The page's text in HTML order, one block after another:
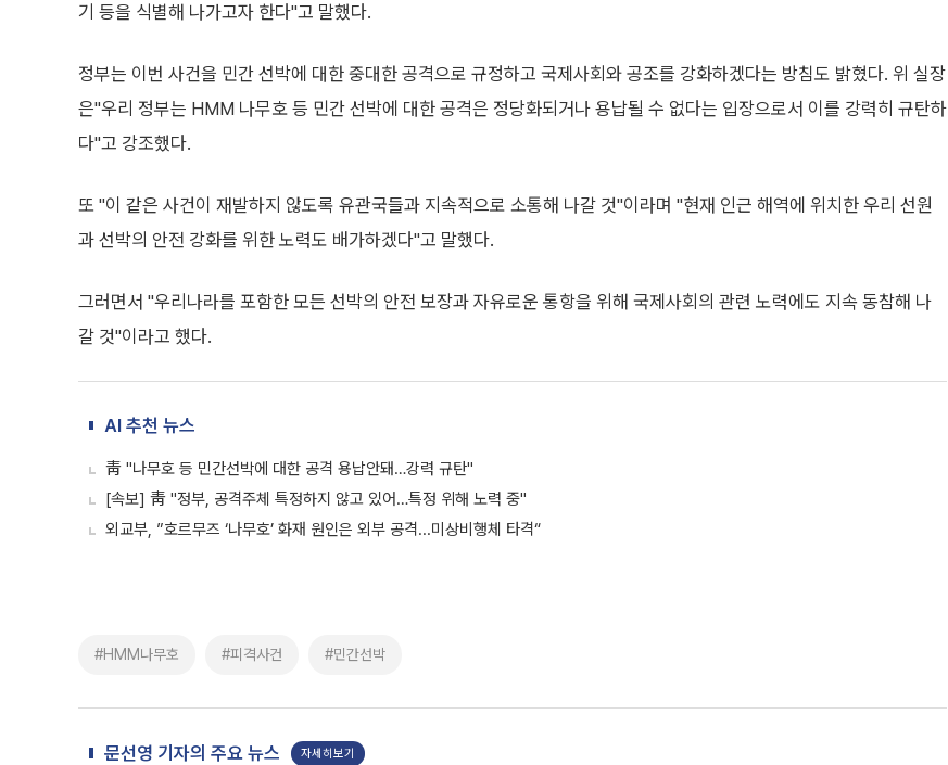
기 등을 식별해 나가고자 한다"고 말했다.
정부는 이번 사건을 민간 선박에 대한 중대한 공격으로 규정하고 국제사회와 공조를 강화하겠다는 방침도 밝혔다. 위 실장
은"우리 정부는 HMM 나무호 등 민간 선박에 대한 공격은 정당화되거나 용납될 수 없다는 입장으로서 이를 강력히 규탄하
다"고 강조했다.
또 "이 같은 사건이 재발하지 않도록 유관국들과 지속적으로 소통해 나갈 것"이라며 "현재 인근 해역에 위치한 우리 선원
과 선박의 안전 강화를 위한 노력도 배가하겠다"고 말했다.
그러면서 "우리나라를 포함한 모든 선박의 안전 보장과 자유로운 통항을 위해 국제사회의 관련 노력에도 지속 동참해 나
갈 것"이라고 했다.
AI 추천 뉴스
靑 "나무호 등 민간선박에 대한 공격 용납안돼…강력 규탄"
[속보] 靑 "정부, 공격주체 특정하지 않고 있어…특정 위해 노력 중"
외교부, ”호르무즈 ‘나무호’ 화재 원인은 외부 공격...미상비행체 타격“
#HMM나무호 #피격사건 #민간선박
문선영 기자의 주요 뉴스 자세히보기